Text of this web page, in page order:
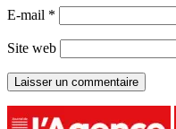
E-mail *
Site web